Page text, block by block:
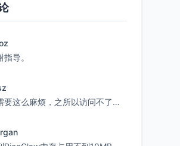
指导。
不需要这么麻烦，之所以访问不了，是由于非对称路由的问题，在爱快主路由添加一条静态路由192.168.